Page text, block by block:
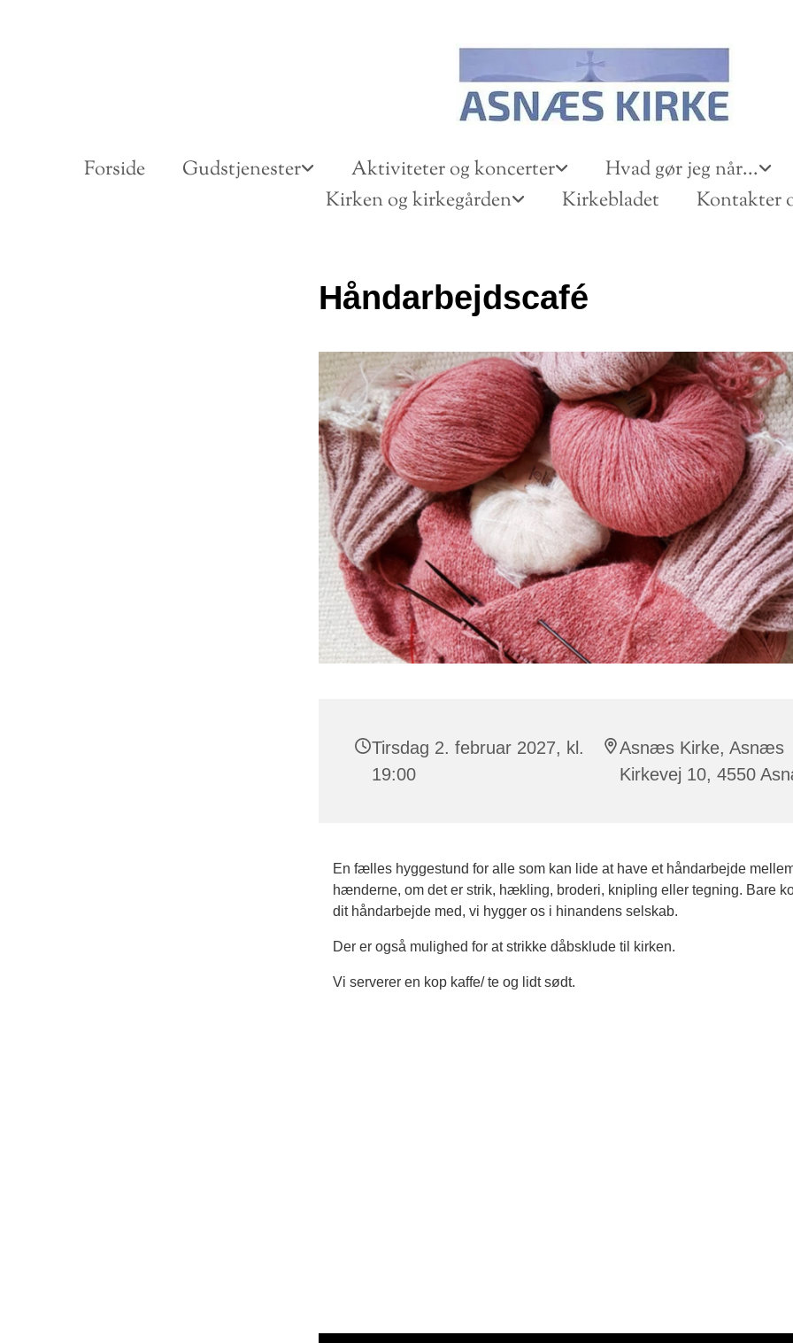
Forside Gudstjenester Aktiviteter og koncerter
Hvad gør jeg når...
Kirken og kirkegården
Kirkebladet Kontakter
Håndarbejdscafé
Tirsdag 2. februar 2027, kl.
19:00
Asnæs Kirke, Asnæs
Kirkevej 10, 4550
En fælles hyggestund for alle som kan lide at have et håndarbejde
hænderne, om det er strik, hækling, broderi, knipling eller tegning. Bare
dit håndarbejde med, vi hygger os i hinandens selskab.
Der er også mulighed for at strikke dåbsklude til kirken.
Vi serverer en kop kaffe/ te og lidt sødt.